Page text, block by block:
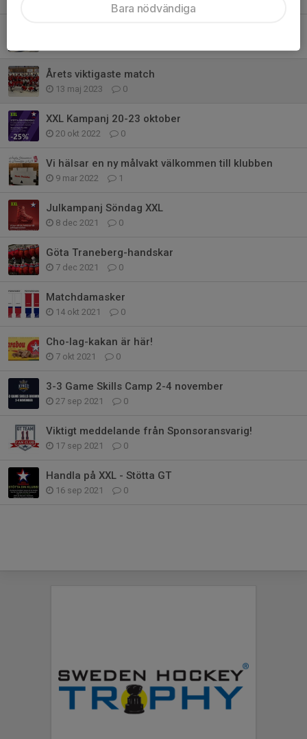
Årets viktigaste match
13 maj 2023 0
XXL Kampanj 20-23 oktober
20 okt 2022 0
Vi hälsar en ny målvakt välkommen till klubben
9 mar 2022 1
Julkampanj Söndag XXL
8 dec 2021 0
Göta Traneberg-handskar
7 dec 2021 0
Matchdamasker
14 okt 2021 0
Cho-lag-kakan är här!
7 okt 2021 0
3-3 Game Skills Camp 2-4 november
27 sep 2021 0
Viktigt meddelande från Sponsoransvarig!
17 sep 2021 0
Handla på XXL - Stötta GT
16 sep 2021 0
Bara nödvändiga